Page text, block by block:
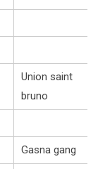
Union saint
bruno
Gasna gang